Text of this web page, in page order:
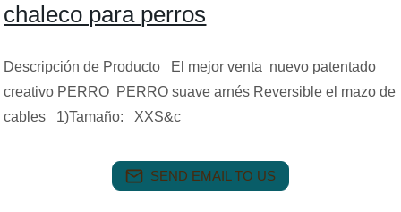
chaleco para perros
Descripción de Producto El mejor venta nuevo patentado
creativo PERRO PERRO suave arnés Reversible el mazo de
cables 1)Tamaño: XXS&c
SEND EMAIL TO US